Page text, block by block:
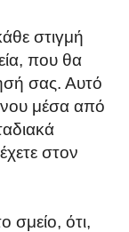
στιγμή
που θα
σας. Αυτό
μέσα από
στον
σμείο, ότι,